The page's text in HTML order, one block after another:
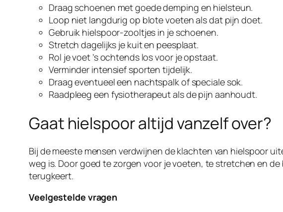
Draag schoenen met goede demping en hielsteun.
Loop niet langdurig op blote voeten als dat pijn doet.
Gebruik hielspoor-zooltjes in je schoenen.
Stretch dagelijks je kuit en peesplaat.
Rol je voet ’s ochtends los voor je opstaat.
Verminder intensief sporten tijdelijk.
Draag eventueel een nachtspalk of speciale sok.
Raadpleeg een fysiotherapeut als de pijn aanhoudt.
Gaat hielspoor altijd vanzelf over?
Bij de meeste mensen verdwijnen de klachten van hielspoor
weg is. Door goed te zorgen voor je voeten, te stretchen en
terugkeert.
Veelgestelde vragen